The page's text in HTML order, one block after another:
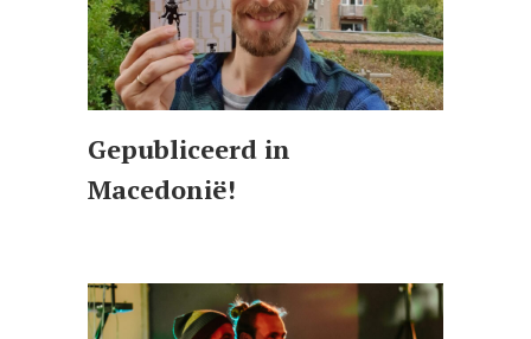
Gepubliceerd in
Macedonië!